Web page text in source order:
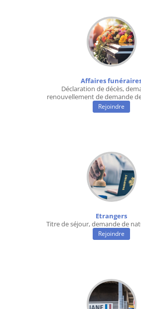
Affaires
Déclaration de décès,
renouvellement de demande
Rejoindre
Etrangers
Titre de séjour, demande de
Rejoindre